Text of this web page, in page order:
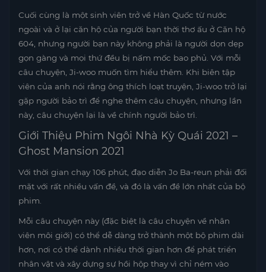
Cuối cùng là một sinh viên trở về Hàn Quốc từ nước
ngoài và ở lại căn hộ của người bạn thời thơ ấu ở Căn hộ
604, nhưng người bạn này không phải là người dọn dẹp
gọn gàng và mọi thứ đều bị nấm mốc bao phủ. Với mỗi
câu chuyện, Ji-woo muốn tìm hiểu thêm. Khi biên tập
viên của anh nói rằng ông thích loạt truyện, Ji-woo trở lại
gặp người bảo trì để nghe thêm câu chuyện, nhưng lần
này, câu chuyện lại là về chính người bảo trì.
Giới Thiệu Phim Ngôi Nhà Kỳ Quái 2021 –
Ghost Mansion 2021
Với thời gian chạy 106 phút, đạo diễn Jo Ba-reun phải đối
mặt với rất nhiều vấn đề, và đó là vấn đề lớn nhất của bộ
phim.
Mỗi câu chuyện này (đặc biệt là câu chuyện về nhân
viên môi giới) có thể dễ dàng trở thành một bộ phim dài
hơn, nơi có thể dành nhiều thời gian hơn để phát triển
nhân vật và xây dựng sự hồi hộp thay vì chỉ ném vào